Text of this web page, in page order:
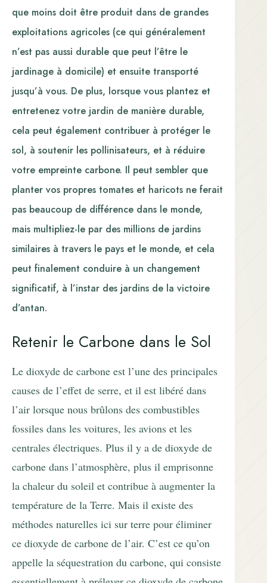
que moins doit être produit dans de grandes
exploitations agricoles (ce qui généralement
n’est pas aussi durable que peut l’être le
jardinage à domicile) et ensuite transporté
jusqu’à vous. De plus, lorsque vous plantez et
entretenez votre jardin de manière durable,
cela peut également contribuer à protéger le
sol, à soutenir les pollinisateurs, et à réduire
votre empreinte carbone. Il peut sembler que
planter vos propres tomates et haricots ne ferait
pas beaucoup de différence dans le monde,
mais multipliez-le par des millions de jardins
similaires à travers le pays et le monde, et cela
peut finalement conduire à un changement
significatif, à l’instar des jardins de la victoire
d’antan.
Retenir le Carbone dans le Sol
Le dioxyde de carbone est l’une des principales
causes de l’effet de serre, et il est libéré dans
l’air lorsque nous brûlons des combustibles
fossiles dans les voitures, les avions et les
centrales électriques. Plus il y a de dioxyde de
carbone dans l’atmosphère, plus il emprisonne
la chaleur du soleil et contribue à augmenter la
température de la Terre. Mais il existe des
méthodes naturelles ici sur terre pour éliminer
ce dioxyde de carbone de l’air. C’est ce qu’on
appelle la séquestration du carbone, qui consiste